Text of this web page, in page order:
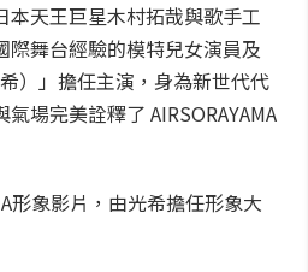
本天王巨星木村拓哉與歌手工
際舞台經驗的模特兒女演員及
）」擔任主演，身為新世代代
場完美詮釋了 AIRSORAYAMA
形象影片，由光希擔任形象大